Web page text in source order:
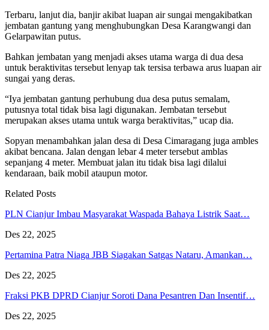
Terbaru, lanjut dia, banjir akibat luapan air sungai mengakibatkan
jembatan gantung yang menghubungkan Desa Karangwangi dan
Gelarpawitan putus.
Bahkan jembatan yang menjadi akses utama warga di dua desa
untuk beraktivitas tersebut lenyap tak tersisa terbawa arus luapan air
sungai yang deras.
“Iya jembatan gantung perhubung dua desa putus semalam,
putusnya total tidak bisa lagi digunakan. Jembatan tersebut
merupakan akses utama untuk warga beraktivitas,” ucap dia.
Sopyan menambahkan jalan desa di Desa Cimaragang juga ambles
akibat bencana. Jalan dengan lebar 4 meter tersebut amblas
sepanjang 4 meter. Membuat jalan itu tidak bisa lagi dilalui
kendaraan, baik mobil ataupun motor.
Related Posts
PLN Cianjur Imbau Masyarakat Waspada Bahaya Listrik Saat…
Des 22, 2025
Pertamina Patra Niaga JBB Siagakan Satgas Nataru, Amankan…
Des 22, 2025
Fraksi PKB DPRD Cianjur Soroti Dana Pesantren Dan Insentif…
Des 22, 2025